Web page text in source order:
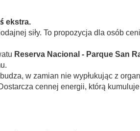
ekstra.
siły. To propozycja dla osób
Reserva Nacional - Parque San
w zamian nie wypłukując z
cennej energii, którą